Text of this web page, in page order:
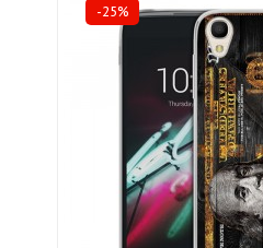
-25%